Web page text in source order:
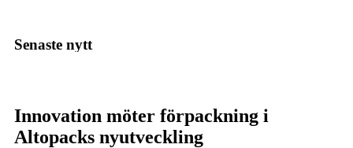
Senaste nytt
Innovation möter förpackning i
Altopacks nyutveckling